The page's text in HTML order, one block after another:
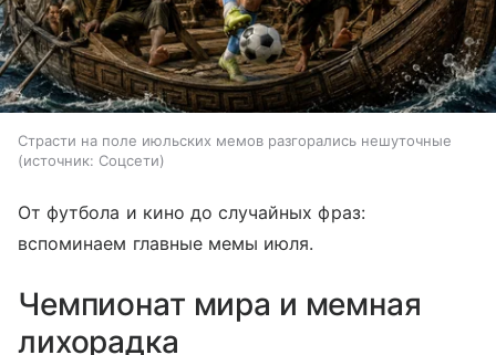
Страсти на поле июльских мемов разгорались нешуточные
источник: Соцсети
От футбола и кино до случайных фраз:
вспоминаем главные мемы июля.
Чемпионат мира и мемная
лихорадка